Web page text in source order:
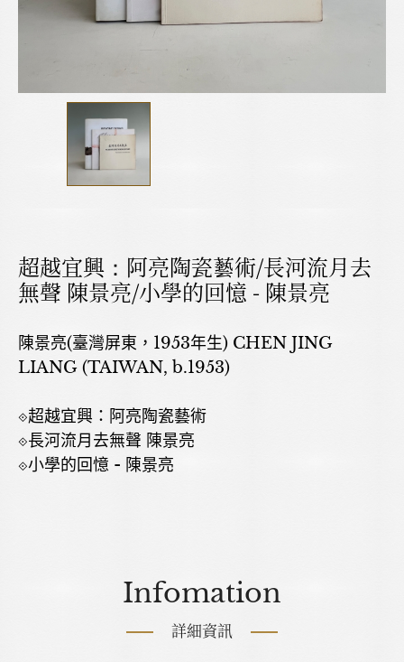
超越宜興：阿亮陶瓷藝術/長河流月去
無聲 陳景亮/小學的回憶 - 陳景亮
陳景亮(臺灣屏東，1953年生) CHEN JING
LIANG (TAIWAN, b.1953)
⟐超越宜興：阿亮陶瓷藝術
⟐長河流月去無聲 陳景亮
⟐小學的回憶 - 陳景亮
Infomation
詳細資訊